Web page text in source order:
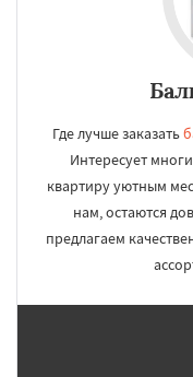
Где лучше заказать
Интересует
квартиру уютным
нам, остаются
предлагаем